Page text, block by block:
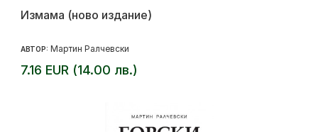
Измама (ново издание)
АВТОР: Мартин Ралчевски
7.16 EUR (14.00 лв.)